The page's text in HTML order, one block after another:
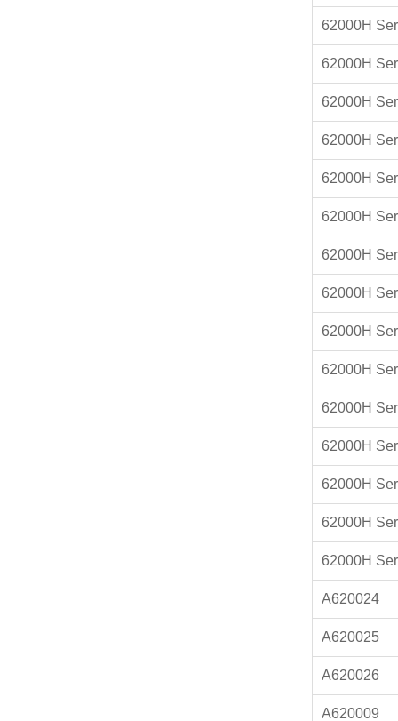
62000H
62000H
62000H
62000H
62000H
62000H
62000H
62000H
62000H
62000H
62000H
62000H
62000H
62000H
62000H
A620024
A620025
A620026
A620009